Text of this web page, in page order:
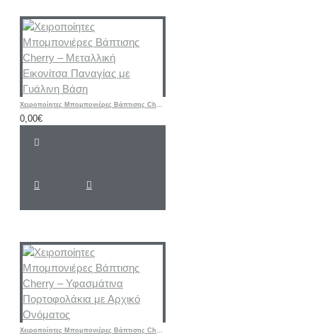
Χειροποίητες Μπομπονιέρες Βάπτισης Cherry – Μεταλλική Εικονίτσα Παναγίας με Γυάλινη Βάση
0,00€
Χειροποίητες Μπομπονιέρες Βάπτισης Cherry – Υφασμάτινα Πορτοφολάκια με Αρχικό Ονόματος